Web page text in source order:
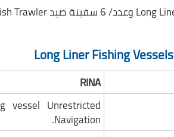
Long Liner Fishing Vessels
RINA
Unrestricted
Navigation.